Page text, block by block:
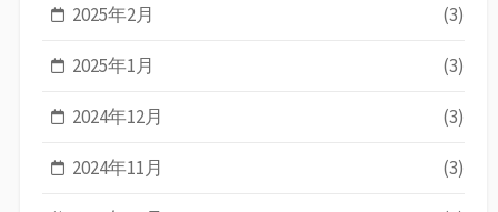
2025年2月 (3)
2025年1月 (3)
2024年12月 (3)
2024年11月 (3)